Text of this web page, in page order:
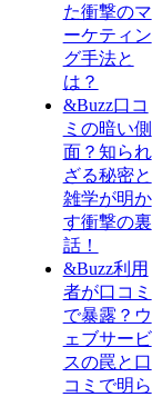
た衝撃のマ
ーケティン
グ手法と
は？
&Buzz口コ
ミの暗い側
面？知られ
ざる秘密と
雑学が明か
す衝撃の裏
話！
&Buzz利用
者が口コミ
で暴露？ウ
ェブサービ
スの罠と口
コミで明ら